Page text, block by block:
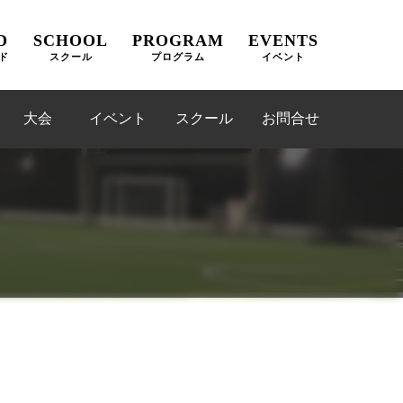
SCHOOL
スクール
PROGRAM
プログラム
EVENTS
イベント
大会 イベント スクール お問合せ